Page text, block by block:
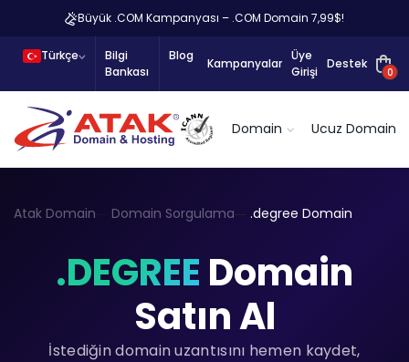
Büyük .COM Kampanyası – .COM Domain 7,99$!
Türkçe
Bilgi
Bankası
Blog
Kampanyalar
Üye
Girişi
Destek
0
Domain Ucuz Domain
Atak Domain Domain Sorgulama .degree Domain
.DEGREE Domain
Satın Al
İstediğin domain uzantısını hemen kaydet,